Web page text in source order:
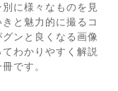
に様々なものを見
と魅力的に撮るコ
ンと良くなる画像
わかりやすく解説
です。